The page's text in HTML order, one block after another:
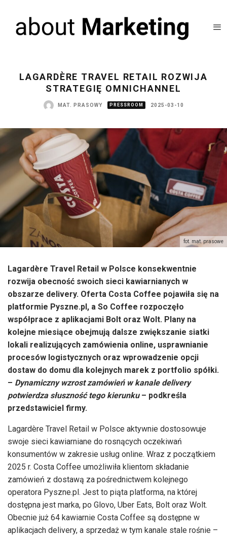
LAGARDÈRE TRAVEL RETAIL ROZWIJA
STRATEGIĘ OMNICHANNEL
MAT. PRASOWY PRESSROOM 2025-03-10
fot. mat. prasowe
Lagardère Travel Retail w Polsce konsekwentnie
rozwija obecność swoich sieci kawiarnianych w
obszarze delivery. Oferta Costa Coffee pojawiła się na
platformie Pyszne.pl, a So Coffee rozpoczęło
współprace z aplikacjami Bolt oraz Wolt. Plany na
kolejne miesiące obejmują dalsze zwiększanie siatki
lokali realizujących zamówienia online, usprawnianie
procesów logistycznych oraz wprowadzenie opcji
dostaw do domu dla kolejnych marek z portfolio spółki.
– Dynamiczny wzrost zamówień w kanale delivery
potwierdza słuszność tego kierunku– podkreśla
przedstawiciel firmy.
Lagardère Travel Retail w Polsce aktywnie dostosowuje
swoje sieci kawiarniane do rosnących oczekiwań
konsumentów w zakresie usług online. Wraz z początkiem
2025 r. Costa Coffee umożliwiła klientom składanie
zamówień z dostawą za pośrednictwem kolejnego
operatora Pyszne.pl. Jest to piąta platforma, na której
dostępna jest marka, po Glovo, Uber Eats, Bolt oraz Wolt.
Obecnie już 64 kawiarnie Costa Coffee są dostępne w
aplikacjach delivery, a sprzedaż w tym kanale stale rośnie –